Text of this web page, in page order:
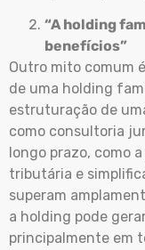
“A holding
benefícios”
Outro mito comum
de uma holding
estruturação de
como consultoria
longo prazo, como
tributária e
superam
a holding pode
principalmente em